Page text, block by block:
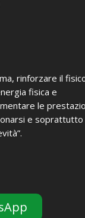
rinforzare il
fisica e
le
e soprattutto